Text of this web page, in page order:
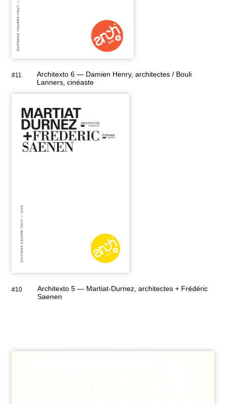
#11
Architexto 6 — Damien Henry, architectes / Bouli
Lanners, cinéaste
#10
Architexto 5 — Martiat-Durnez, architectes + Frédéric
Saenen